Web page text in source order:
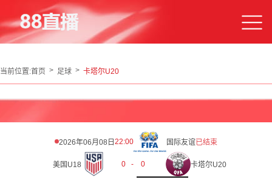
当前位置:首页 足球 卡塔尔U20
2026年06月08日22:00 国际友谊已结束
美国U18 0 - 0 卡塔尔U20